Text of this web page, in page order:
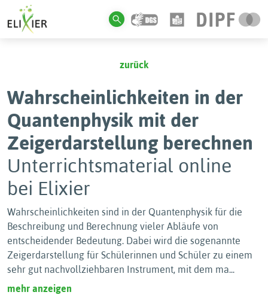
zurück
Wahrscheinlichkeiten in der
Quantenphysik mit der
Zeigerdarstellung berechnen
Unterrichtsmaterial online
bei Elixier
Wahrscheinlichkeiten sind in der Quantenphysik für die
Beschreibung und Berechnung vieler Abläufe von
entscheidender Bedeutung. Dabei wird die sogenannte
Zeigerdarstellung für Schülerinnen und Schüler zu einem
sehr gut nachvollziehbaren Instrument, mit dem ma...
mehr anzeigen